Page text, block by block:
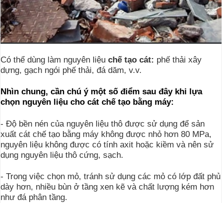
Có thể dùng làm nguyên liệu chế tạo cát: phế thải xây
dựng, gạch ngói phế thải, đá dăm, v.v.
Nhìn chung, cần chú ý một số điểm sau đây khi lựa
chọn nguyên liệu cho cát chế tạo bằng máy:
- Độ bền nén của nguyên liệu thô được sử dụng để sản
xuất cát chế tạo bằng máy không được nhỏ hơn 80 MPa,
nguyên liệu không được có tính axit hoặc kiềm và nên sử
dụng nguyên liệu thô cứng, sạch.
- Trong việc chọn mỏ, tránh sử dụng các mỏ có lớp đất phủ
dày hơn, nhiều bùn ở tầng xen kẽ và chất lượng kém hơn
như đá phân tầng.